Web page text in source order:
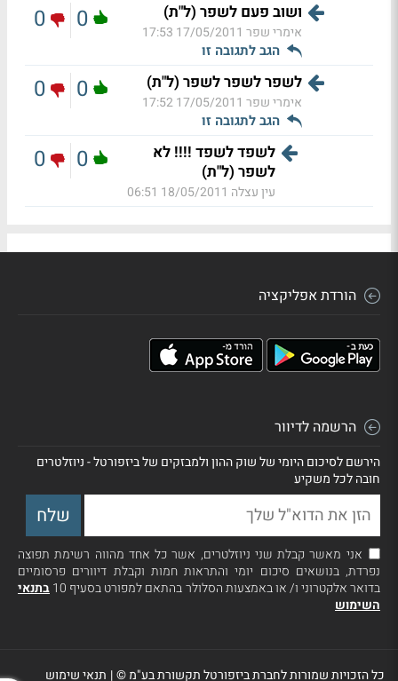
ושוב פעם לשפר (ל"ת)
אימרי שפר 17/05/2011 17:53
הגב לתגובה זו
0
0
לשפר לשפר לשפר (ל"ת)
אימרי שפר 17/05/2011 17:52
הגב לתגובה זו
0
0
לשפד לשפד !!!! לא
לשפר (ל"ת)
עין עצלה 18/05/2011 06:51
0
0
הורדת אפליקציה
הרשמה לדיוור
הירשם לסיכום היומי של שוק ההון ולמבזקים של ביזפורטל - ניוזלטרים
חובה לכל משקיע
אני מאשר קבלת שני ניוזלטרים, אשר כל אחד מהווה רשימת תפוצה
נפרדת, בנושאים סיכום יומי והתראות חמות וקבלת דיוורים פרסומיים
בדואר אלקטרוני ו/ או באמצעות הסלולר בהתאם למפורט בסעיף 10
בתנאי
השימוש
כל הזכויות שמורות לחברת ביזפורטל תקשורת בע"מ ©| תנאי שימוש